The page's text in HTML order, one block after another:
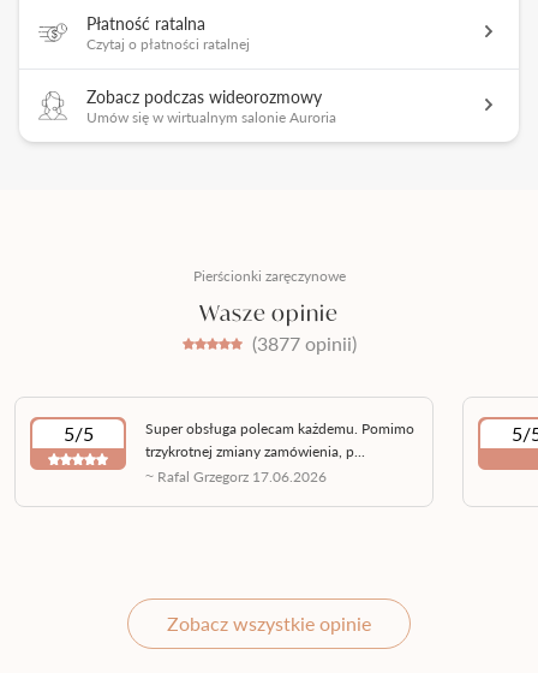
Płatność ratalna
Czytaj o płatności ratalnej
Zobacz podczas wideorozmowy
Umów się w wirtualnym salonie Auroria
Pierścionki zaręczynowe
Wasze opinie
(3877 opinii)
5/5
Super obsługa polecam każdemu. Pomimo
trzykrotnej zmiany zamówienia, p...
~ Rafal Grzegorz 17.06.2026
5/
Zobacz wszystkie opinie